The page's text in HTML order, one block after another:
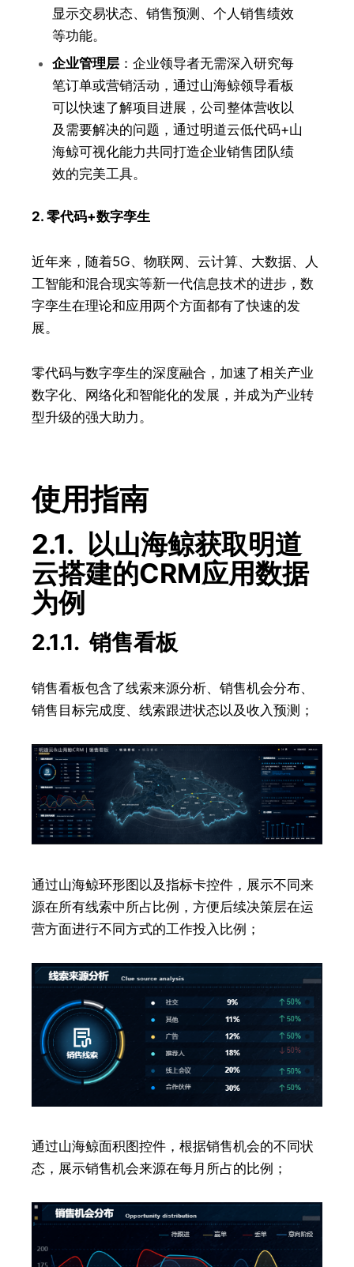
显示交易状态、销售预测、个人销售绩效
等功能。
企业管理层：企业领导者无需深入研究每
笔订单或营销活动，通过山海鲸领导看板
可以快速了解项目进展，公司整体营收以
及需要解决的问题，通过明道云低代码+山
海鲸可视化能力共同打造企业销售团队绩
效的完美工具。
2. 零代码+数字孪生
近年来，随着5G、物联网、云计算、大数据、人
工智能和混合现实等新一代信息技术的进步，数
字孪生在理论和应用两个方面都有了快速的发
展。
零代码与数字孪生的深度融合，加速了相关产业
数字化、网络化和智能化的发展，并成为产业转
型升级的强大助力。
使用指南
2.1. 以山海鲸获取明道
云搭建的CRM应用数据
为例
2.1.1. 销售看板
销售看板包含了线索来源分析、销售机会分布、
销售目标完成度、线索跟进状态以及收入预测；
通过山海鲸环形图以及指标卡控件，展示不同来
源在所有线索中所占比例，方便后续决策层在运
营方面进行不同方式的工作投入比例；
通过山海鲸面积图控件，根据销售机会的不同状
态，展示销售机会来源在每月所占的比例；